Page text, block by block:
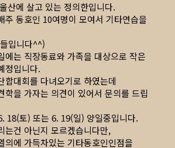
산에 살고 있는 정의한입니다.
주 동호인 10여명이 모여서 기타연습을
입니다^^)
에는 직장동료와 가족을 대상으로 작은
정입니다.
합대회를 다녀오기로 하였는데
학을 가자는 의견이 있어서 문의를 드립
18(토) 또는 6. 19(일) 양일중입니다.
는건 아닌지 모르겠습니다만,
의에 가득차있는 기타동호인인점을